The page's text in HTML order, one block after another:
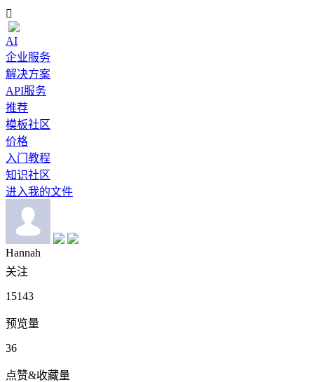

AI
企业服务
解决方案
API服务
推荐
模板社区
价格
入门教程
知识社区
进入我的文件
Hannah
关注
15143
预览量
36
点赞&收藏量